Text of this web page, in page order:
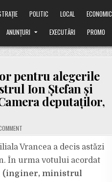
POLITIC LOCAL ECONOMIC
ANUNȚURI EXECUTĂRI PROMO
pentru alegerile
Ion Ștefan și
deputaților,
ON
PNL
A
STABILIT
LISTA
CANDIDAȚILOR
PENTRU
ALEGERILE
Vrancea a decis astăzi
În urma votului acordat
(inginer, ministrul